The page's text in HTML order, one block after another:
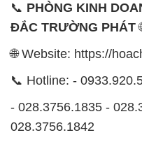
📞 PHÒNG KINH
ĐẮC TRƯỜNG PHÁT
🌐 Website: https://
📞 Hotline: -
- 028.3756.1835 -
028.3756.1842